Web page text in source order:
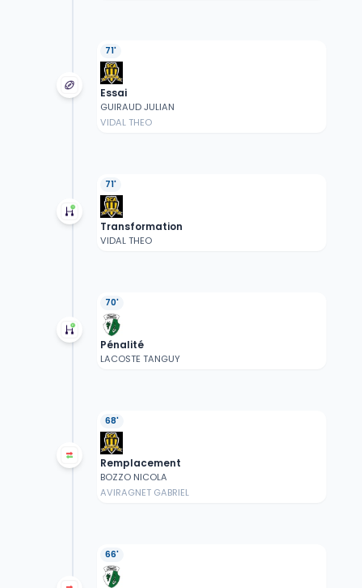
71'
Essai
GUIRAUD JULIAN
VIDAL THEO
71'
Transformation
VIDAL THEO
70'
Pénalité
LACOSTE TANGUY
68'
Remplacement
BOZZO NICOLA
AVIRAGNET GABRIEL
66'